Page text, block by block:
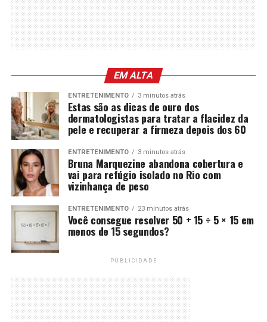
EM ALTA
ENTRETENIMENTO 3 minutos atrás
Estas são as dicas de ouro dos
dermatologistas para tratar a flacidez da
pele e recuperar a firmeza depois dos 60
ENTRETENIMENTO 3 minutos atrás
Bruna Marquezine abandona cobertura e
vai para refúgio isolado no Rio com
vizinhança de peso
ENTRETENIMENTO 23 minutos atrás
Você consegue resolver 50 + 15 ÷ 5 × 15 em
menos de 15 segundos?
PUBLICIDADE